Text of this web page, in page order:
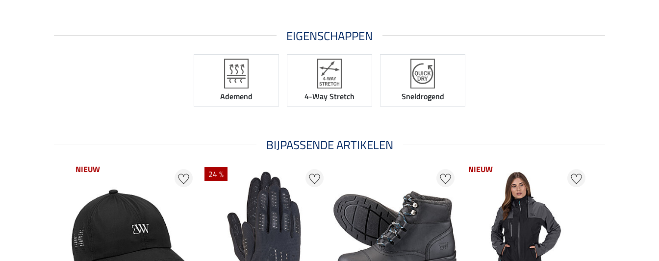
EIGENSCHAPPEN
Ademend 4-Way Stretch Sneldrogend
BIJPASSENDE ARTIKELEN
NIEUW 24 % NIEUW